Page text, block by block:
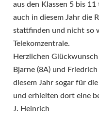
aus den Klassen 5 bis
auch in diesem Jahr die
stattfinden und nicht so
Telekomzentrale.
Herzlichen
Bjarne (8A) und
diesem Jahr sogar für
und erhielten dort eine
J. Heinrich